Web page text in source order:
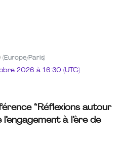
(Europe/Paris)
2026 à 16:30 (UTC)
“Réflexions autour
à l’ère de